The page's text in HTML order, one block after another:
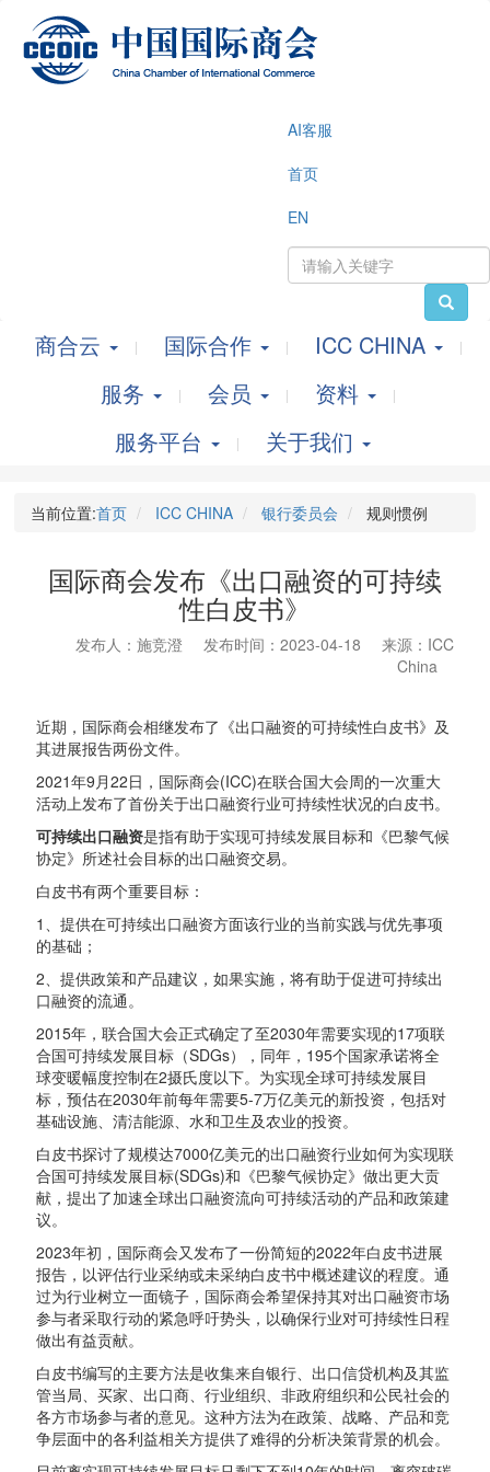
AI客服
首页
EN
商合云 国际合作
ICC CHINA
服务
会员
资料
服务平台
关于我们
当前位置:首页 ICC CHINA 银行委员会 规则惯例
国际商会发布《出口融资的可持续
性白皮书》
发布人：施竞澄 发布时间：2023-04-18
来源：ICC
China
近期，国际商会相继发布了《出口融资的可持续性白皮书》及
其进展报告两份文件。
2021年9月22日，国际商会(ICC)在联合国大会周的一次重大
活动上发布了首份关于出口融资行业可持续性状况的白皮书。
可持续出口融资是指有助于实现可持续发展目标和《巴黎气候
协定》所述社会目标的出口融资交易。
白皮书有两个重要目标：
1、提供在可持续出口融资方面该行业的当前实践与优先事项
的基础；
2、提供政策和产品建议，如果实施，将有助于促进可持续出
口融资的流通。
2015年，联合国大会正式确定了至2030年需要实现的17项联
合国可持续发展目标（SDGs），同年，195个国家承诺将全
球变暖幅度控制在2摄氏度以下。为实现全球可持续发展目
标，预估在2030年前每年需要5-7万亿美元的新投资，包括对
基础设施、清洁能源、水和卫生及农业的投资。
白皮书探讨了规模达7000亿美元的出口融资行业如何为实现联
合国可持续发展目标(SDGs)和《巴黎气候协定》做出更大贡
献，提出了加速全球出口融资流向可持续活动的产品和政策建
议。
2023年初，国际商会又发布了一份简短的2022年白皮书进展
报告，以评估行业采纳或未采纳白皮书中概述建议的程度。通
过为行业树立一面镜子，国际商会希望保持其对出口融资市场
参与者采取行动的紧急呼吁势头，以确保行业对可持续性日程
做出有益贡献。
白皮书编写的主要方法是收集来自银行、出口信贷机构及其监
管当局、买家、出口商、行业组织、非政府组织和公民社会的
各方市场参与者的意见。这种方法为在政策、战略、产品和竞
争层面中的各利益相关方提供了难得的分析决策背景的机会。